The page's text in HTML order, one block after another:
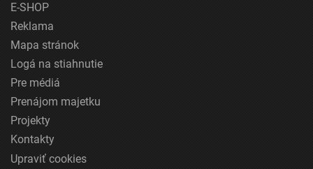
E-SHOP
Reklama
Mapa stránok
Logá na stiahnutie
Pre médiá
Prenájom majetku
Projekty
Kontakty
Upraviť cookies